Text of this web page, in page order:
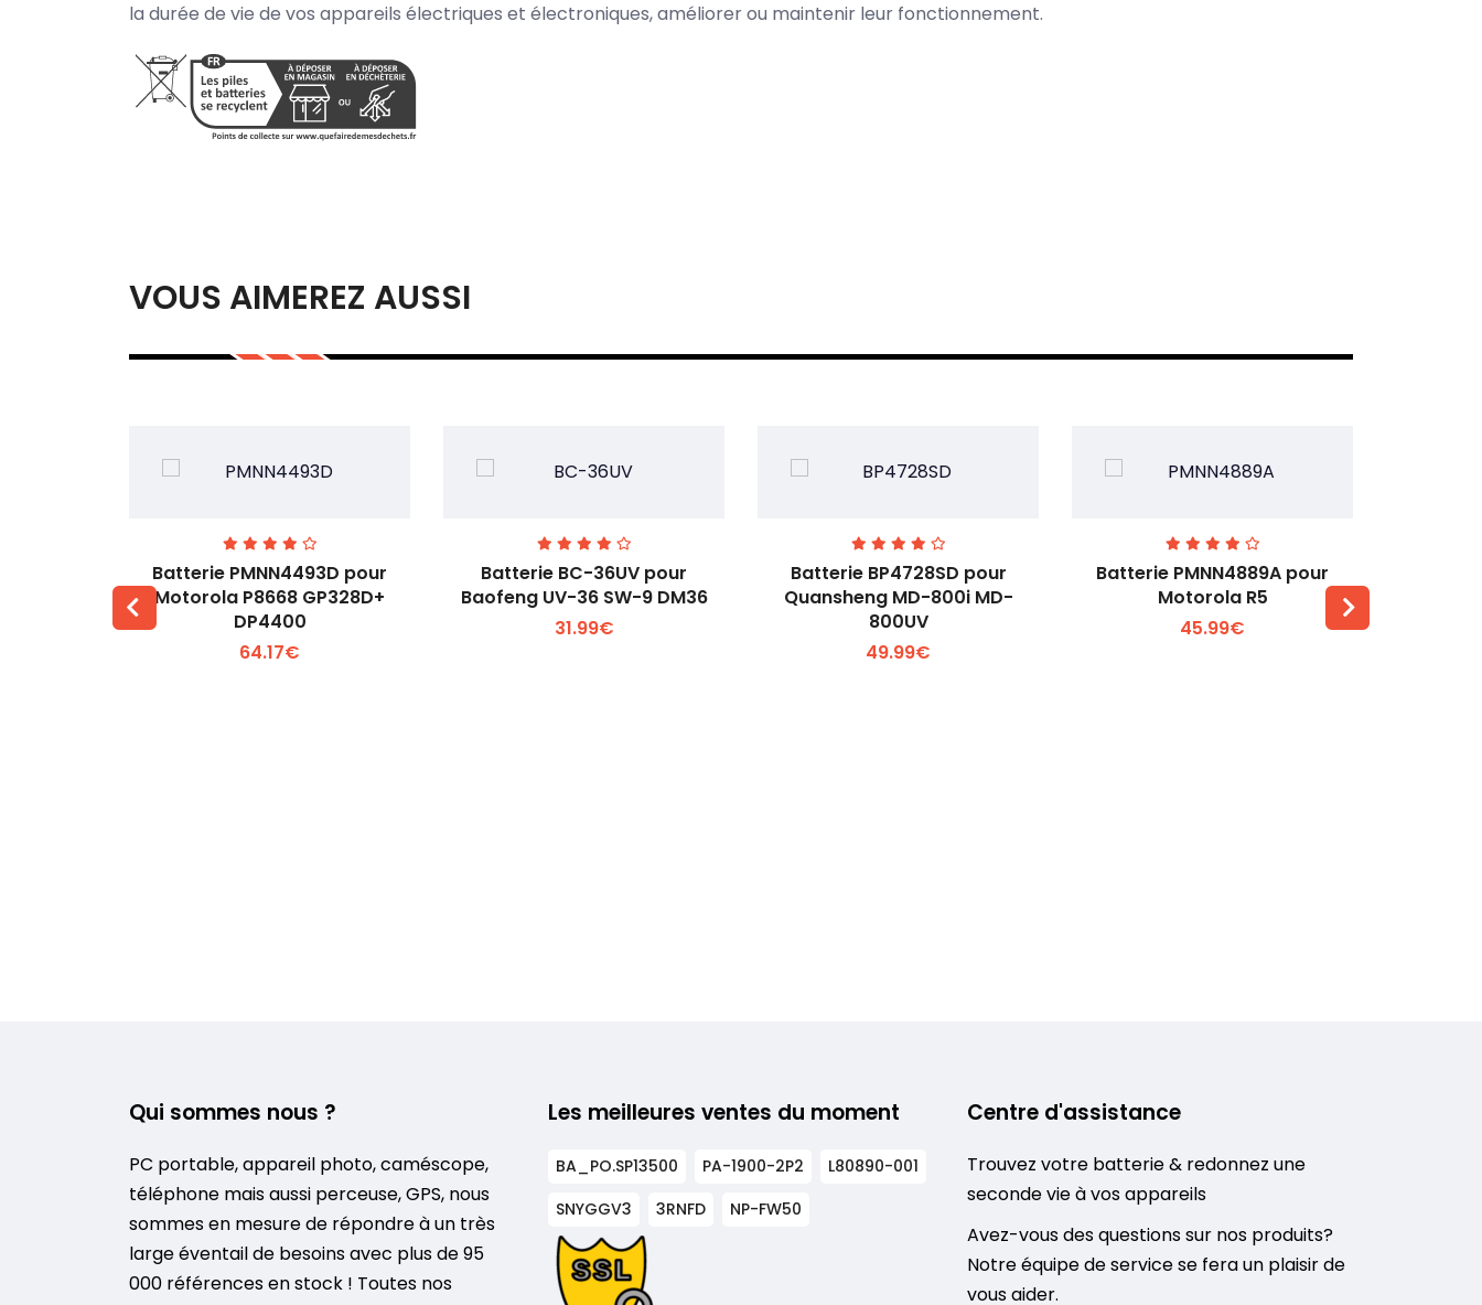
la durée de vie de vos appareils électriques et électroniques, améliorer ou maintenir leur fonctionnement.
VOUS AIMEREZ AUSSI
Voir plus +
Batterie PMNN4493D pour
Motorola P8668 GP328D+
DP4400
64.17€
Voir plus +
Batterie BC-36UV pour
Baofeng UV-36 SW-9 DM36
31.99€
Voir plus +
Batterie BP4728SD pour
Quansheng MD-800i MD-
800UV
49.99€
Voir plus +
Batterie PMNN4889A pour
Motorola R5
45.99€
Qui sommes nous ?
PC portable, appareil photo, caméscope,
téléphone mais aussi perceuse, GPS, nous
sommes en mesure de répondre à un très
large éventail de besoins avec plus de 95
000 références en stock ! Toutes nos
Les meilleures ventes du moment
BA_PO.SP13500 PA-1900-2P2
L80890-001
SNYGGV3
3RNFD NP-FW50
Centre d'assistance
Trouvez votre batterie & redonnez une
seconde vie à vos appareils
Avez-vous des questions sur nos produits?
Notre équipe de service se fera un plaisir de
vous aider.